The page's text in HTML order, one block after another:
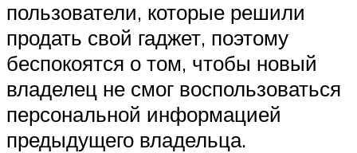
пользователи, которые решили
продать свой гаджет, поэтому
беспокоятся о том, чтобы новый
владелец не смог воспользоваться
персональной информацией
предыдущего владельца.